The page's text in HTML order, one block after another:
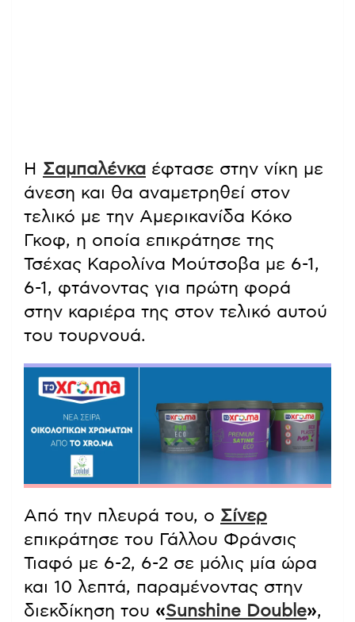
Η Σαμπαλένκα έφτασε στην νίκη με
άνεση και θα αναμετρηθεί στον
τελικό με την Αμερικανίδα Κόκο
Γκοφ, η οποία επικράτησε της
Τσέχας Καρολίνα Μούτσοβα με 6-1,
6-1, φτάνοντας για πρώτη φορά
στην καριέρα της στον τελικό αυτού
του τουρνουά.
Από την πλευρά του, ο Σίνερ
επικράτησε του Γάλλου Φράνσις
Τιαφό με 6-2, 6-2 σε μόλις μία ώρα
και 10 λεπτά, παραμένοντας στην
διεκδίκηση του «Sunshine Double»,